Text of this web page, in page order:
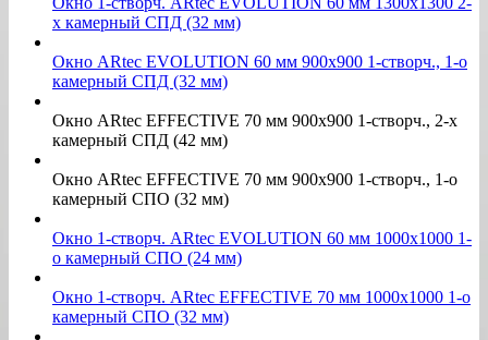
х камерный СПД (32 мм)
Окно ARtec EVOLUTION 60 мм 900х900 1-створч., 1-о
камерный СПД (32 мм)
Окно ARtec EFFECTIVE 70 мм 900х900 1-створч., 2-х
камерный СПД (42 мм)
Окно ARtec EFFECTIVE 70 мм 900х900 1-створч., 1-о
камерный СПО (32 мм)
Окно 1-створч. ARtec EVOLUTION 60 мм 1000х1000 1-
о камерный СПО (24 мм)
Окно 1-створч. ARtec EFFECTIVE 70 мм 1000х1000 1-о
камерный СПО (32 мм)